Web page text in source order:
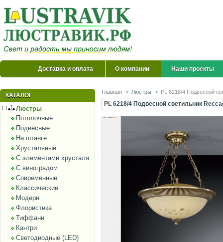
Доставка и оплата О компании Наши проекты
КАТАЛОГ
Люстры
Потолочные
Подвесные
На штанге
Хрустальные
С элементами хрусталя
С виноградом
Современные
Классические
Модерн
Флористика
Тиффани
Кантри
Светодиодные (LED)
Главная > Люстры > PL 6218/4 Подвесной
PL 6218/4 Подвесной светильник